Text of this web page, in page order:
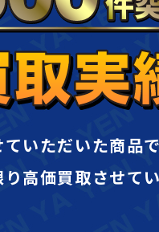
いただいた商品
高価買取させて